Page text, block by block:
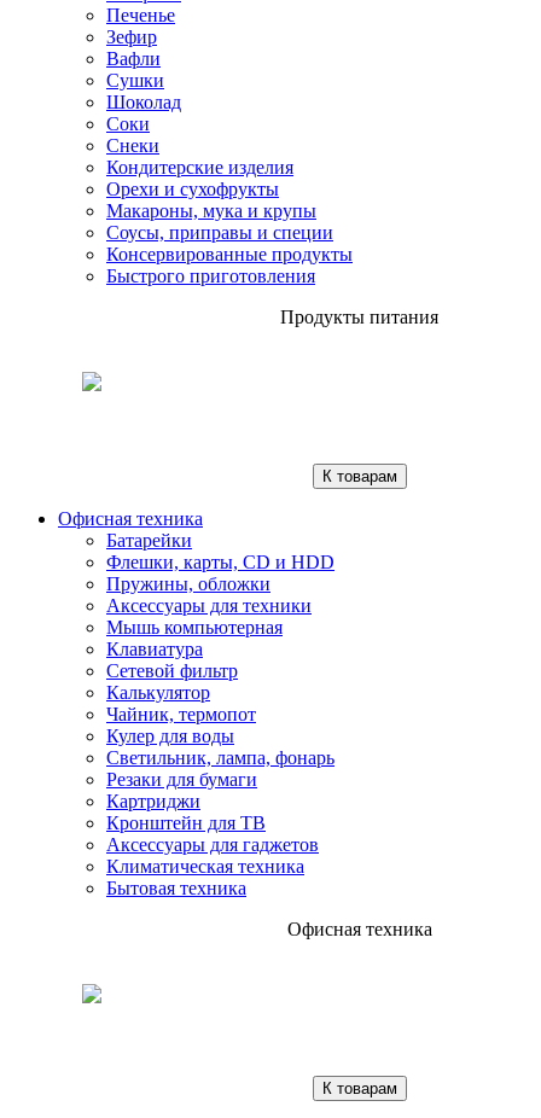
Печенье
Зефир
Вафли
Сушки
Шоколад
Соки
Снеки
Кондитерские изделия
Орехи и сухофрукты
Макароны, мука и крупы
Соусы, приправы и специи
Консервированные продукты
Быстрого приготовления
Продукты питания
К товарам
Офисная техника
Батарейки
Флешки, карты, CD и HDD
Пружины, обложки
Аксессуары для техники
Мышь компьютерная
Клавиатура
Сетевой фильтр
Калькулятор
Чайник, термопот
Кулер для воды
Светильник, лампа, фонарь
Резаки для бумаги
Картриджи
Кронштейн для ТВ
Аксессуары для гаджетов
Климатическая техника
Бытовая техника
Офисная техника
К товарам